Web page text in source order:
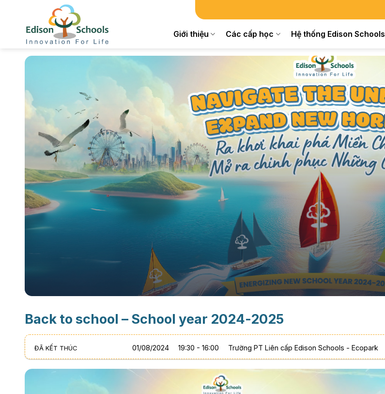
Giới thiệu Các cấp học Hệ thống Edison Schools
Back to school – School year 2024-2025
ĐÃ KẾT THÚC 01/08/2024 19:30 - 16:00 Trường PT Liên cấp Edison Schools - Ecopark